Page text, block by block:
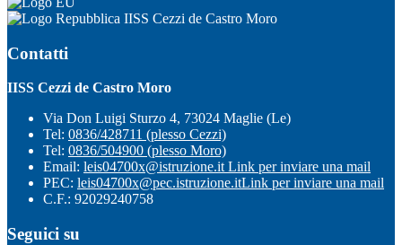
IISS Cezzi de Castro Moro
Contatti
IISS Cezzi de Castro Moro
Via Don Luigi Sturzo 4, 73024 Maglie (Le)
Tel: 0836/428711 (plesso Cezzi)
Tel: 0836/504900 (plesso Moro)
Email: leis04700x@istruzione.it Link per inviare una mail
PEC: leis04700x@pec.istruzione.itLink per inviare una mail
C.F.: 92029240758
Seguici su